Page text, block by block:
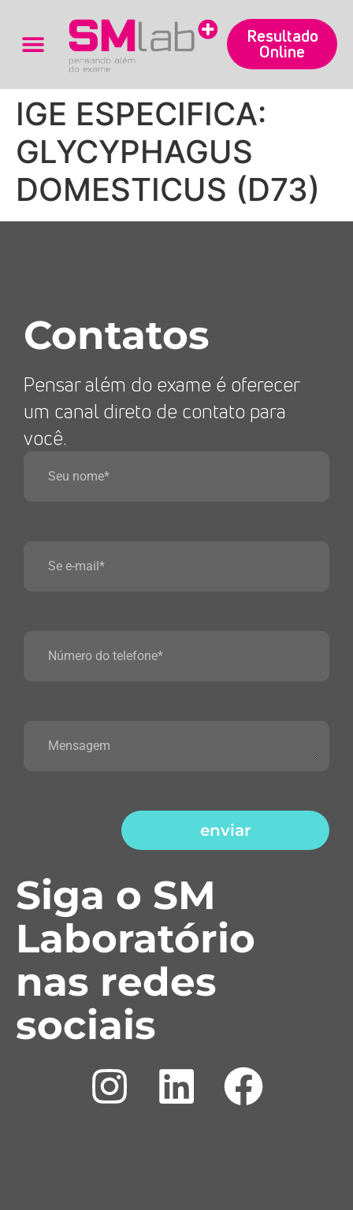
Resultado
Online
IGE ESPECIFICA:
GLYCYPHAGUS
DOMESTICUS (D73)
Contatos
Pensar além do exame é oferecer
um canal direto de contato para
você.
enviar
Siga o SM
Laboratório
nas redes
sociais